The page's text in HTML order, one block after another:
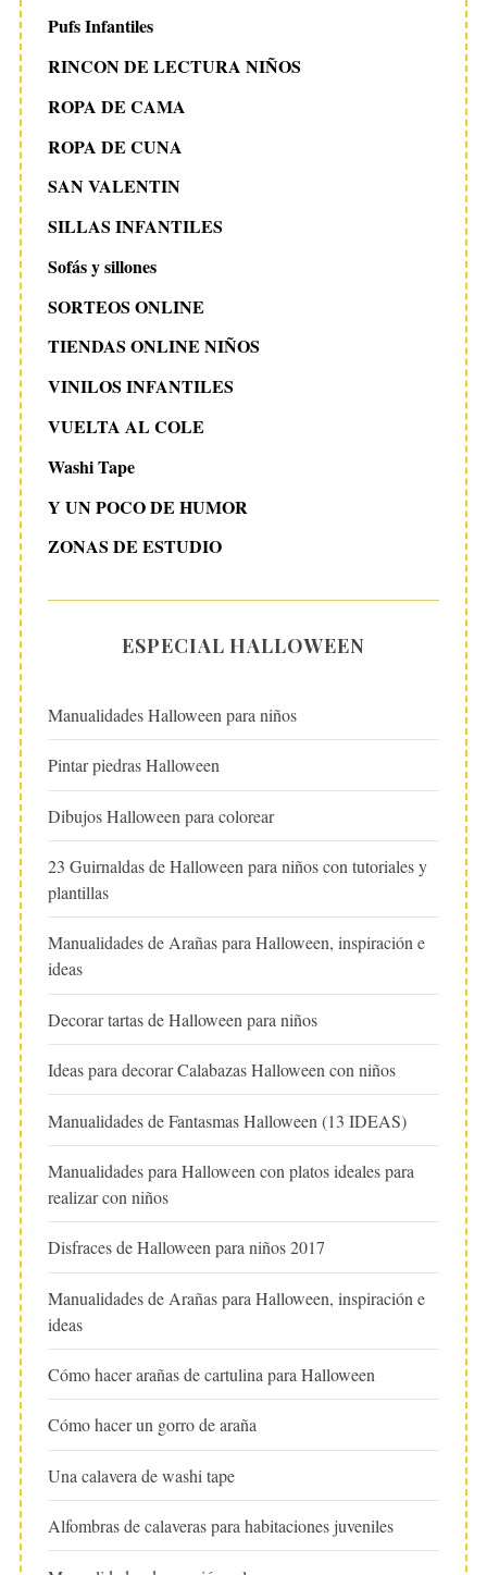
Pufs Infantiles
RINCON DE LECTURA NIÑOS
ROPA DE CAMA
ROPA DE CUNA
SAN VALENTIN
SILLAS INFANTILES
Sofás y sillones
SORTEOS ONLINE
TIENDAS ONLINE NIÑOS
VINILOS INFANTILES
VUELTA AL COLE
Washi Tape
Y UN POCO DE HUMOR
ZONAS DE ESTUDIO
ESPECIAL HALLOWEEN
Manualidades Halloween para niños
Pintar piedras Halloween
Dibujos Halloween para colorear
23 Guirnaldas de Halloween para niños con tutoriales y
plantillas
Manualidades de Arañas para Halloween, inspiración e
ideas
Decorar tartas de Halloween para niños
Ideas para decorar Calabazas Halloween con niños
Manualidades de Fantasmas Halloween (13 IDEAS)
Manualidades para Halloween con platos ideales para
realizar con niños
Disfraces de Halloween para niños 2017
Manualidades de Arañas para Halloween, inspiración e
ideas
Cómo hacer arañas de cartulina para Halloween
Cómo hacer un gorro de araña
Una calavera de washi tape
Alfombras de calaveras para habitaciones juveniles